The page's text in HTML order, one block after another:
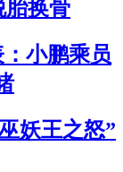
胎换骨
小鹏乘员
妖王之怒”